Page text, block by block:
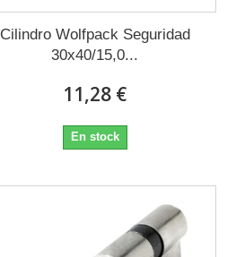
Cilindro Wolfpack Seguridad
30x40/15,0...
11,28 €
En stock